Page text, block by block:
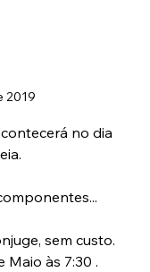
2019
no dia
sem custo.
às 7:30 .